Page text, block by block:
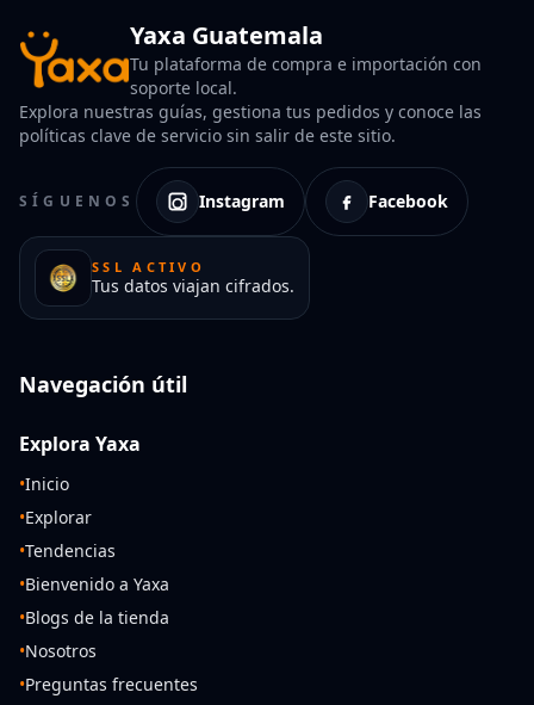
Yaxa Guatemala
Tu plataforma de compra e importación con
soporte local.
Explora nuestras guías, gestiona tus pedidos y conoce las
políticas clave de servicio sin salir de este sitio.
SÍGUENOS Instagram Facebook
SSL ACTIVO
Tus datos viajan cifrados.
Navegación útil
Explora Yaxa
•Inicio
•Explorar
•Tendencias
•Bienvenido a Yaxa
•Blogs de la tienda
•Nosotros
•Preguntas frecuentes